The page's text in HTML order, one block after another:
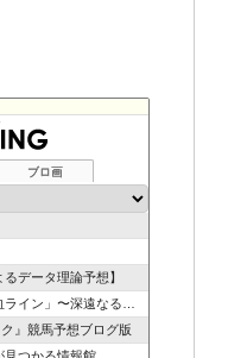
ブロ画
データ理論予想】
」〜深遠なる血の連鎖〜
』競馬予想ブログ版